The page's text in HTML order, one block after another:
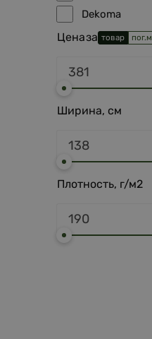
Dekoma
Italvelluti
Ценаза товар пог.м
Ширина, см
Плотность, г/м2